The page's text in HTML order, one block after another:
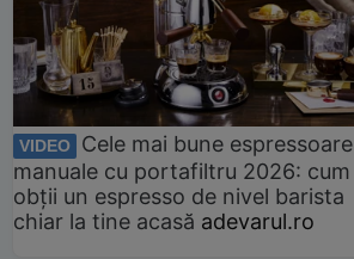
VIDEO
Cele mai bune espressoare
manuale cu portafiltru 2026: cum
obții un espresso de nivel barista
chiar la tine acasă adevarul.ro